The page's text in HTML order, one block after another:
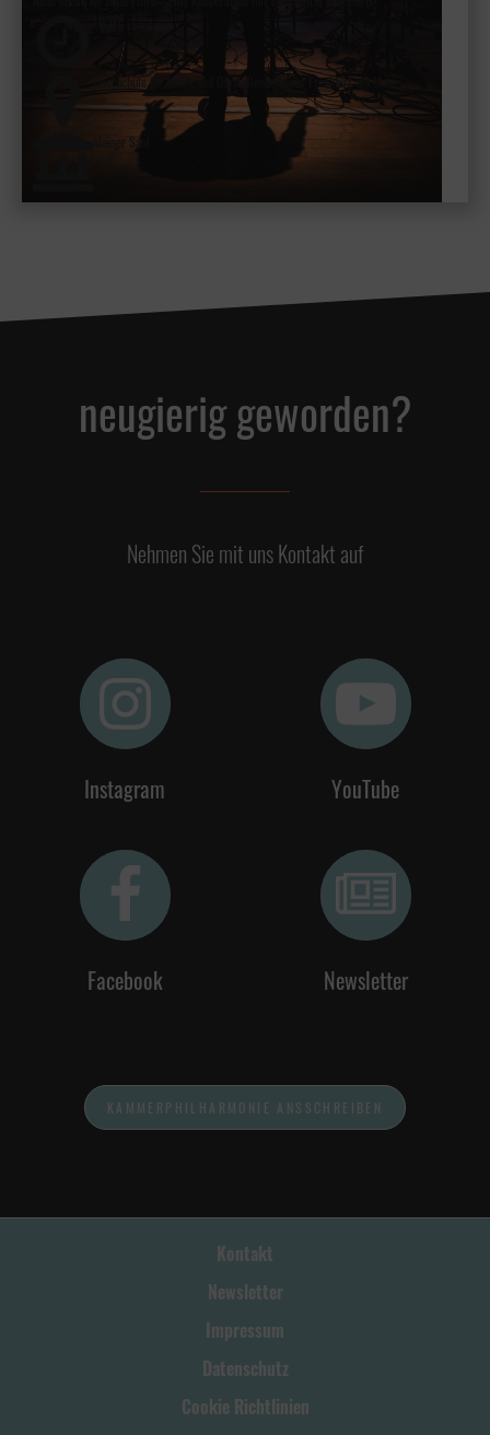
Hochschule für Musik und Darstellende Kunst Frankfurt am Main
kleiner Saal
neugierig geworden?
Nehmen Sie mit uns Kontakt auf
Instagram YouTube
Facebook Newsletter
KAMMERPHILHARMONIE ANSSCHREIBEN
Kontakt
Newsletter
Impressum
Datenschutz
Cookie Richtlinien